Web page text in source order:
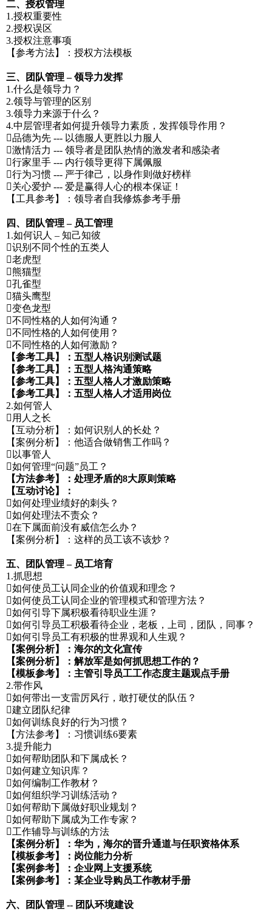
二、授权管理
1.授权重要性
2.授权误区
3.授权注意事项
【参考方法】：授权方法模板
三、团队管理 – 领导力发挥
1.什么是领导力？
2.领导与管理的区别
3.领导力来源于什么？
4.中层管理者如何提升领导力素质，发挥领导作用？
品德为先 --- 以德服人更胜以力服人
激情活力 --- 领导者是团队热情的激发者和感染者
行家里手 --- 内行领导更得下属佩服
行为习惯 --- 严于律己，以身作则做好榜样
关心爱护 --- 爱是赢得人心的根本保证！
【工具参考】：领导者自我修炼参考手册
四、团队管理 – 员工管理
1.如何识人 – 知己知彼
识别不同个性的五类人
老虎型
熊猫型
孔雀型
猫头鹰型
变色龙型
不同性格的人如何沟通？
不同性格的人如何使用？
不同性格的人如何激励？
【参考工具】：五型人格识别测试题
【参考工具】：五型人格沟通策略
【参考工具】：五型人格人才激励策略
【参考工具】：五型人格人才适用岗位
2.如何管人
用人之长
【互动分析】：如何识别人的长处？
【案例分析】：他适合做销售工作吗？
以事管人
如何管理“问题”员工？
【方法参考】：处理矛盾的8大原则策略
【互动讨论】：
如何处理业绩好的刺头？
如何处理法不责众？
在下属面前没有威信怎么办？
【案例分析】：这样的员工该不该炒？
五、团队管理 – 员工培育
1.抓思想
如何使员工认同企业的价值观和理念？
如何使员工认同企业的管理模式和管理方法？
如何引导下属积极看待职业生涯？
如何引导员工积极看待企业，老板，上司，团队，同事？
如何引导员工有积极的世界观和人生观？
【案例分析】：海尔的文化宣传
【案例分析】：解放军是如何抓思想工作的？
【模板参考】：主管引导员工工作态度主题观点手册
2.带作风
如何带出一支雷厉风行，敢打硬仗的队伍？
建立团队纪律
如何训练良好的行为习惯？
【方法参考】：习惯训练6要素
3.提升能力
如何帮助团队和下属成长？
如何建立知识库？
如何编制工作教材？
如何组织学习训练活动？
如何帮助下属做好职业规划？
如何帮助下属成为工作专家？
工作辅导与训练的方法
【案例分析】：华为，海尔的晋升通道与任职资格体系
【模板参考】：岗位能力分析
【案例参考】：企业网上支援系统
【案例参考】：某企业导购员工作教材手册
六、团队管理 -- 团队环境建设